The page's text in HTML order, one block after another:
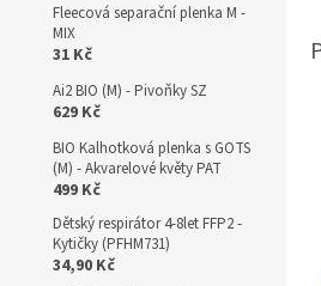
Fleecová separační plenka M -
MIX
31 Kč
Ai2 BIO (M) - Pivoňky SZ
629 Kč
BIO Kalhotková plenka s GOTS
(M) - Akvarelové květy PAT
499 Kč
Dětský respirátor 4-8let FFP2 -
Kytičky (PFHM731)
34,90 Kč